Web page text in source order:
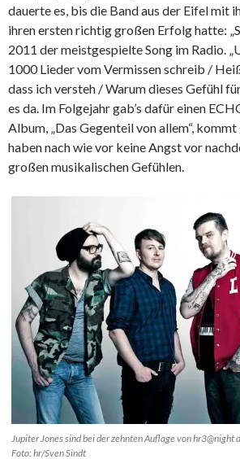
dauerte es, bis die Band aus der Eifel mit
ihren ersten richtig großen Erfolg hatte:
2011 der meistgespielte Song im Radio.
1000 Lieder vom Vermissen schreib /
dass ich versteh / Warum dieses Gefühl
es da. Im Folgejahr gab’s dafür einen
Album, „Das Gegenteil von allem“,
haben nach wie vor keine Angst vor
großen musikalischen Gefühlen.
Jupiter Jones sind bei der zehnten Auflage von hr3@night
Foto: hr/Sven Sindt